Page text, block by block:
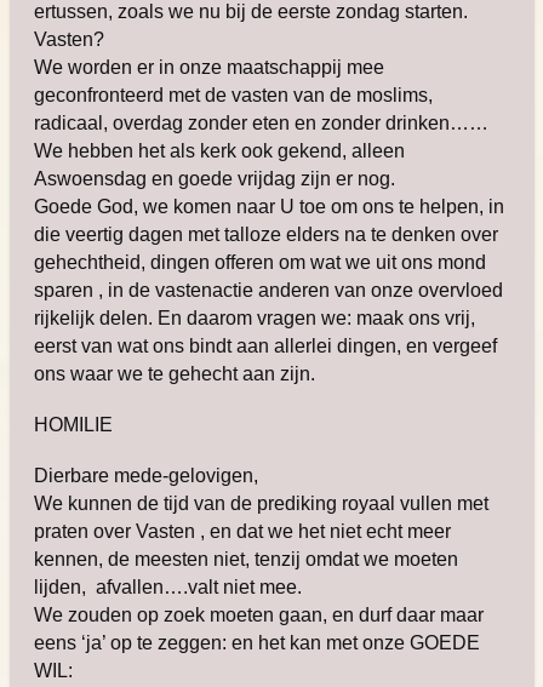
ertussen, zoals we nu bij de eerste zondag starten.
Vasten?
We worden er in onze maatschappij mee
geconfronteerd met de vasten van de moslims,
radicaal, overdag zonder eten en zonder drinken……
We hebben het als kerk ook gekend, alleen
Aswoensdag en goede vrijdag zijn er nog.
Goede God, we komen naar U toe om ons te helpen, in
die veertig dagen met talloze elders na te denken over
gehechtheid, dingen offeren om wat we uit ons mond
sparen , in de vastenactie anderen van onze overvloed
rijkelijk delen. En daarom vragen we: maak ons vrij,
eerst van wat ons bindt aan allerlei dingen, en vergeef
ons waar we te gehecht aan zijn.
HOMILIE
Dierbare mede-gelovigen,
We kunnen de tijd van de prediking royaal vullen met
praten over Vasten , en dat we het niet echt meer
kennen, de meesten niet, tenzij omdat we moeten
lijden, afvallen….valt niet mee.
We zouden op zoek moeten gaan, en durf daar maar
eens ‘ja’ op te zeggen: en het kan met onze GOEDE
WIL: